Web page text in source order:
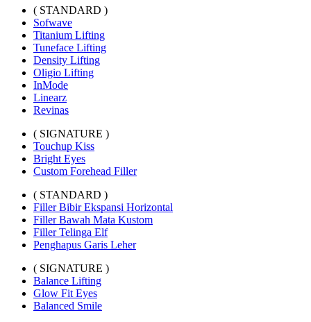
( STANDARD )
Sofwave
Titanium Lifting
Tuneface Lifting
Density Lifting
Oligio Lifting
InMode
Linearz
Revinas
( SIGNATURE )
Touchup Kiss
Bright Eyes
Custom Forehead Filler
( STANDARD )
Filler Bibir Ekspansi Horizontal
Filler Bawah Mata Kustom
Filler Telinga Elf
Penghapus Garis Leher
( SIGNATURE )
Balance Lifting
Glow Fit Eyes
Balanced Smile